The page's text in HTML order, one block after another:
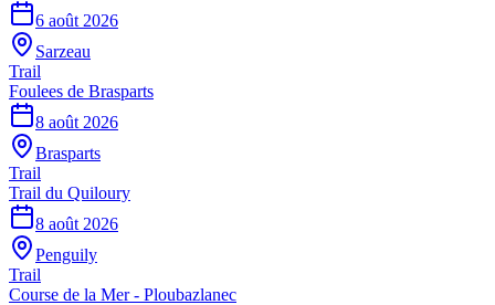
6 août 2026
Sarzeau
Trail
Foulees de Brasparts
8 août 2026
Brasparts
Trail
Trail du Quiloury
8 août 2026
Penguily
Trail
Course de la Mer - Ploubazlanec